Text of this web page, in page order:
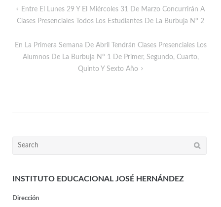
Entre El Lunes 29 Y El Miércoles 31 De Marzo Concurrirán A
Clases Presenciales Todos Los Estudiantes De La Burbuja N° 2
En La Primera Semana De Abril Tendrán Clases Presenciales Los
Alumnos De La Burbuja N° 1 De Primer, Segundo, Cuarto,
Quinto Y Sexto Año
INSTITUTO EDUCACIONAL JOSÉ HERNÁNDEZ
Dirección